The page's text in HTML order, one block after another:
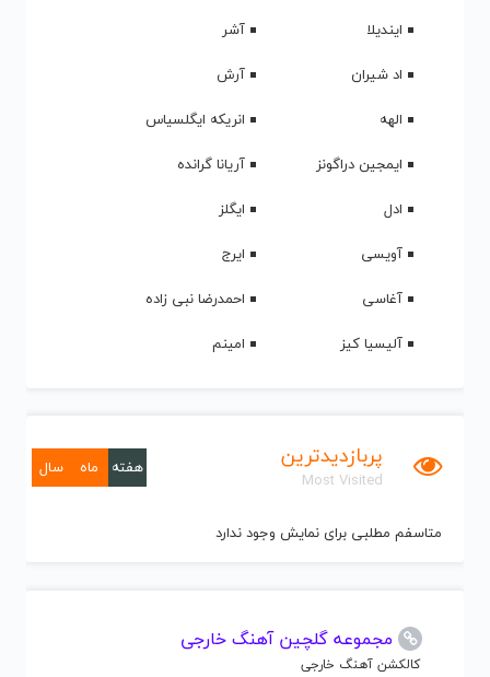
ایندیلا
آشر
اد شیران
آرش
الهه
انریکه ایگلسیاس
ایمجین دراگونز
آریانا گرانده
ادل
ایگلز
آویسی
ایرج
آغاسی
احمدرضا نبی زاده
آلیسیا کیز
امینم
پربازدیدترین
Most Visited
هفته ماه سال
متاسفم مطلبی برای نمایش وجود ندارد
مجموعه گلچین آهنگ خارجی
کالکشن آهنگ خارجی